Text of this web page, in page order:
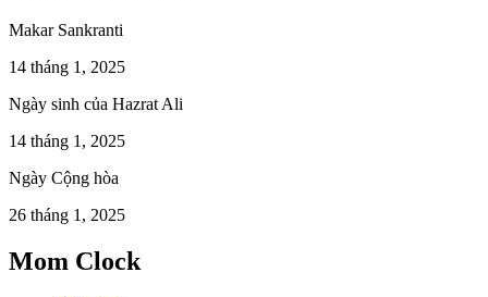
Makar Sankranti
14 tháng 1, 2025
Ngày sinh của Hazrat Ali
14 tháng 1, 2025
Ngày Cộng hòa
26 tháng 1, 2025
Mom Clock